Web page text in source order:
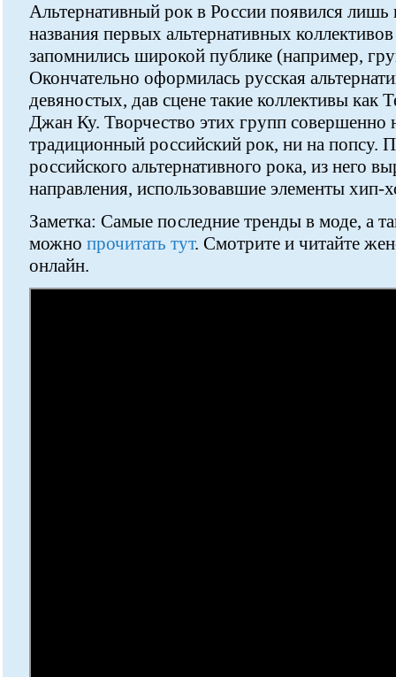
Альтернативный рок в России появился
названия первых альтернативных
запомнились широкой публике (например,
Окончательно оформилась русская
девяностых, дав сцене такие коллективы как
Джан Ку. Творчество этих групп совершенно
традиционный российский рок, ни на попсу.
российского альтернативного рока, из него
направления, использовавшие элементы хип-
Заметка: Самые последние тренды в моде, а
можно прочитать тут. Смотрите и читайте
онлайн.